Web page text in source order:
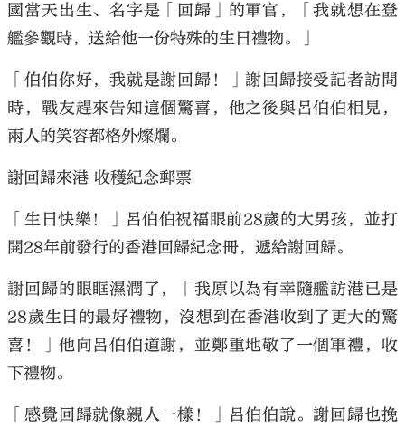
國當天出生、名字是「回歸」的軍官，「我就想在登
艦參觀時，送給他一份特殊的生日禮物。」
「伯伯你好，我就是謝回歸！」謝回歸接受記者訪問
時，戰友趕來告知這個驚喜，他之後與呂伯伯相見，
兩人的笑容都格外燦爛。
謝回歸來港 收穫紀念郵票
「生日快樂！」呂伯伯祝福眼前28歲的大男孩，並打
開28年前發行的香港回歸紀念冊，遞給謝回歸。
謝回歸的眼眶濕潤了，「我原以為有幸隨艦訪港已是
28歲生日的最好禮物，沒想到在香港收到了更大的驚
喜！」他向呂伯伯道謝，並鄭重地敬了一個軍禮，收
下禮物。
「感覺回歸就像親人一樣！」呂伯伯說。謝回歸也挽